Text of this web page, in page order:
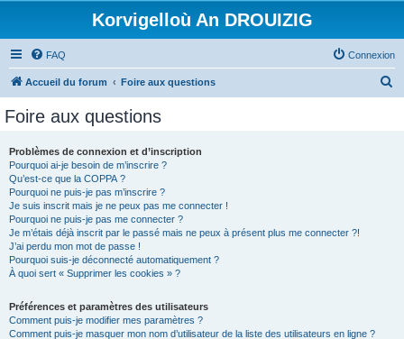
Korvigelloù An DROUIZIG
FAQ Connexion
Accueil du forum Foire aux questions
Foire aux questions
Problèmes de connexion et d’inscription
Pourquoi ai-je besoin de m’inscrire ?
Qu’est-ce que la COPPA ?
Pourquoi ne puis-je pas m’inscrire ?
Je suis inscrit mais je ne peux pas me connecter !
Pourquoi ne puis-je pas me connecter ?
Je m’étais déjà inscrit par le passé mais ne peux à présent plus me connecter ?!
J’ai perdu mon mot de passe !
Pourquoi suis-je déconnecté automatiquement ?
À quoi sert « Supprimer les cookies » ?
Préférences et paramètres des utilisateurs
Comment puis-je modifier mes paramètres ?
Comment puis-je masquer mon nom d’utilisateur de la liste des utilisateurs en ligne ?